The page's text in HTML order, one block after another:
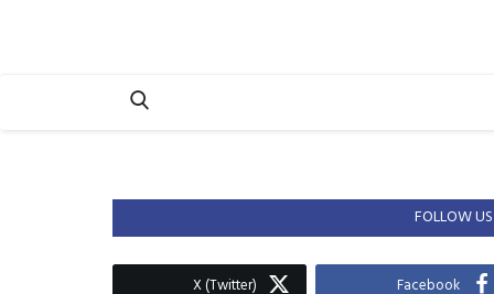
FOLLOW US
Facebook
X (Twitter)